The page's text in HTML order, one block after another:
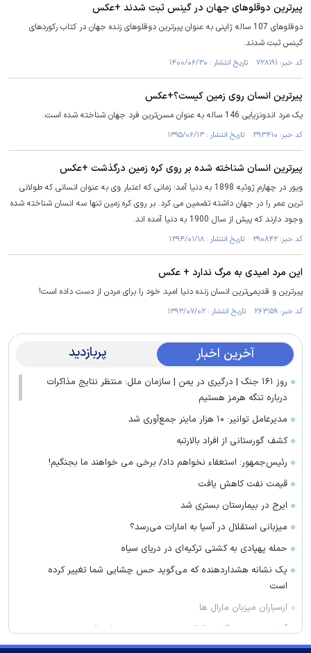
پیرترین دوقلو‌های جهان در گینس ثبت شدند +عکس
دوقلوهای 107 ساله ژاپنی به عنوان پیرترین دوقلوهای زنده جهان در کتاب رکوردهای
گینس ثبت شدند.
کد خبر: ۷۲۸۱۹۱ تاریخ انتشار : ۱۴۰۰/۰۶/۳۰
پیرترین انسان روی زمین کیست؟+عکس
یک مرد اندونزیایی 146 ساله به عنوان مسن‌ترین فرد جهان شناخته شده است.
کد خبر: ۳۹۳۴۱۰ تاریخ انتشار : ۱۳۹۵/۰۶/۱۳
پیرترین انسان شناخته شده بر روی کره زمین درگذشت +عکس
ویور در چهارم ژوئیه 1898 به دنیا آمد؛ زمانی که اعتبار وی به عنوان انسانی که طولانی
ترین عمر را در جهان داشته تضمین می کرد. بر روی کره زمین تنها سه انسان شناخته شده
وجود دارند که پیش از سال 1900 به دنیا آمده اند.
کد خبر: ۲۹۰۸۴۲ تاریخ انتشار : ۱۳۹۴/۰۱/۱۸
این مرد امیدی به مرگ ندارد + عکس
پیرترین و قدیمی‌ترین انسان زنده دنیا امید خود را برای مردن از دست داده است!
کد خبر: ۲۶۳۱۵۹ تاریخ انتشار : ۱۳۹۳/۰۷/۰۲
آخرین اخبار پربازدید
روز ۱۶۱ جنگ | درگیری در یمن | سازمان ملل: منتظر نتایج مذاکرات
درباره تنگه هرمز هستیم
مدیرعامل توانیر: ۱۰ هزار ماینر جمع‌آوری شد
کشف گورستانی از افراد بالارتبه
رئیس‌جمهور: استعفاء نخواهم داد/ برخی می خواهند ما بجنگیم!
قیمت نفت کاهش یافت
ایرج در بیمارستان بستری شد
میزبانی استقلال در آسیا به امارات می‌رسد؟
حمله پهپادی به کشتی ترکیه‌ای در دریای سیاه
یک نشانه هشداردهنده که می‌گوید حس چشایی شما تغییر کرده
است
ارسباران میزبان مارال ها
آتش‌سوزی دستگاه خنک‌کننده در محدوده زیر پل عالی‌نسب تبریز